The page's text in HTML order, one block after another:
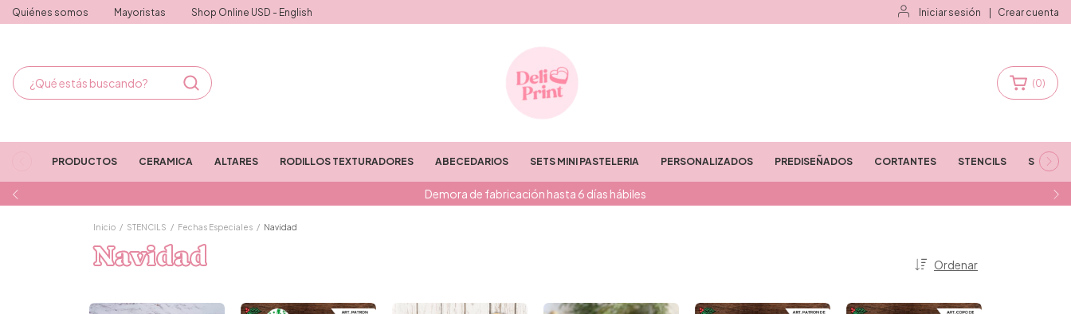
Quiénes somos Mayoristas Shop Online USD - English Iniciar sesión Crear cuenta
Demora de fabricación hasta 6 días hábiles
(0)
PRODUCTOS CERAMICA ALTARES RODILLOS TEXTURADORES ABECEDARIOS SETS MINI PASTELERIA PERSONALIZADOS PREDISEÑADOS CORTANTES STENCILS STAMPS
Inicio / STENCILS / Fechas Especiales / Navidad
Navidad Ordenar